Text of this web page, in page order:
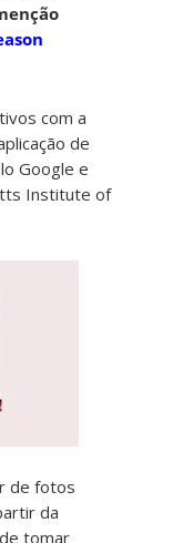
com a
de
Google e
Institute of
de fotos
da
tomar